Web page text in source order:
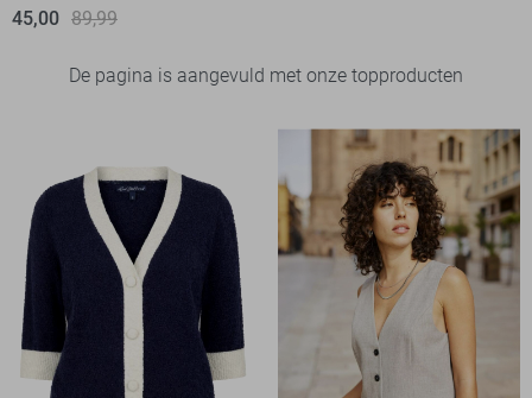
45,00 89,99
De pagina is aangevuld met onze topproducten